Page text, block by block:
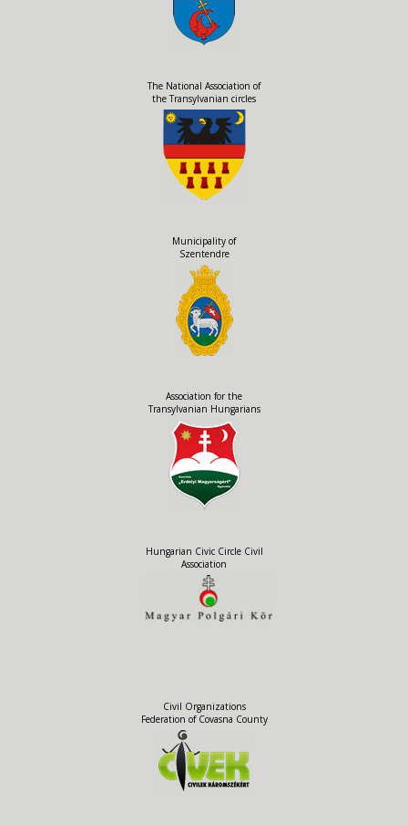
The National Association of
the Transylvanian circles
Municipality of
Szentendre
Association for the
Transylvanian Hungarians
Hungarian Civic Circle Civil
Association
Civil Organizations
Federation of Covasna County